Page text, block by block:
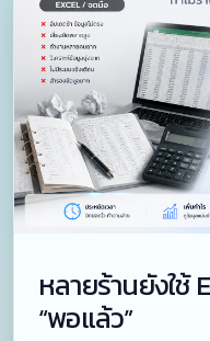
หลายร้านยังใช้
“พอแล้ว”